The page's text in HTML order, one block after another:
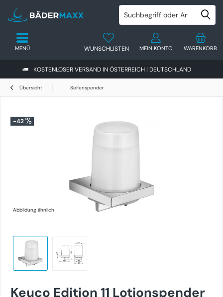
KOSTENLOSER VERSAND IN ÖSTERREICH | DEUTSCHLAND
WARENKORB
WUNSCHLISTEN MEIN KONTO
MENÜ
Übersicht Seifenspender
-42
Abbildung ähnlich
Keuco Edition 11 Lotionspender